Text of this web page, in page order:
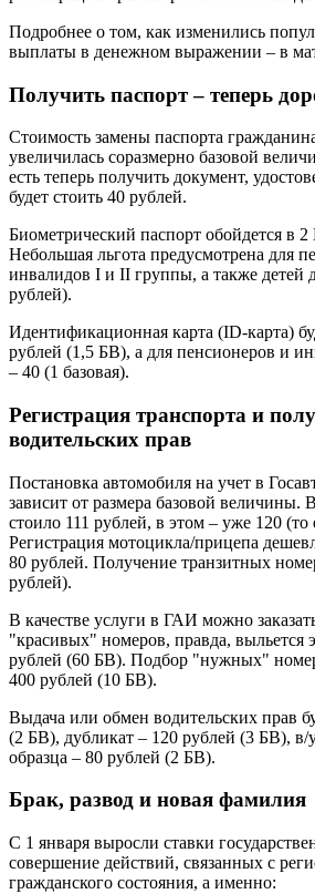
Подробнее о том, как изменились
выплаты в денежном выражении – в
Получить паспорт – теперь
Стоимость замены паспорта
увеличилась соразмерно базовой
есть теперь получить документ,
будет стоить 40 рублей.
Биометрический паспорт обойдется в
Небольшая льгота предусмотрена для
инвалидов I и II группы, а также детей
рублей).
Идентификационная карта (ID-карта)
рублей (1,5 БВ), а для пенсионеров и
– 40 (1 базовая).
Регистрация транспорта и
водительских прав
Постановка автомобиля на учет в
зависит от размера базовой величины.
стоило 111 рублей, в этом – уже 120
Регистрация мотоцикла/прицепа
80 рублей. Получение транзитных
рублей).
В качестве услуги в ГАИ можно
"красивых" номеров, правда, выльется
рублей (60 БВ). Подбор "нужных"
400 рублей (10 БВ).
Выдача или обмен водительских прав
(2 БВ), дубликат – 120 рублей (3 БВ), в/
образца – 80 рублей (2 БВ).
Брак, развод и новая фамилия
С 1 января выросли ставки
совершение действий, связанных с
гражданского состояния, а именно: